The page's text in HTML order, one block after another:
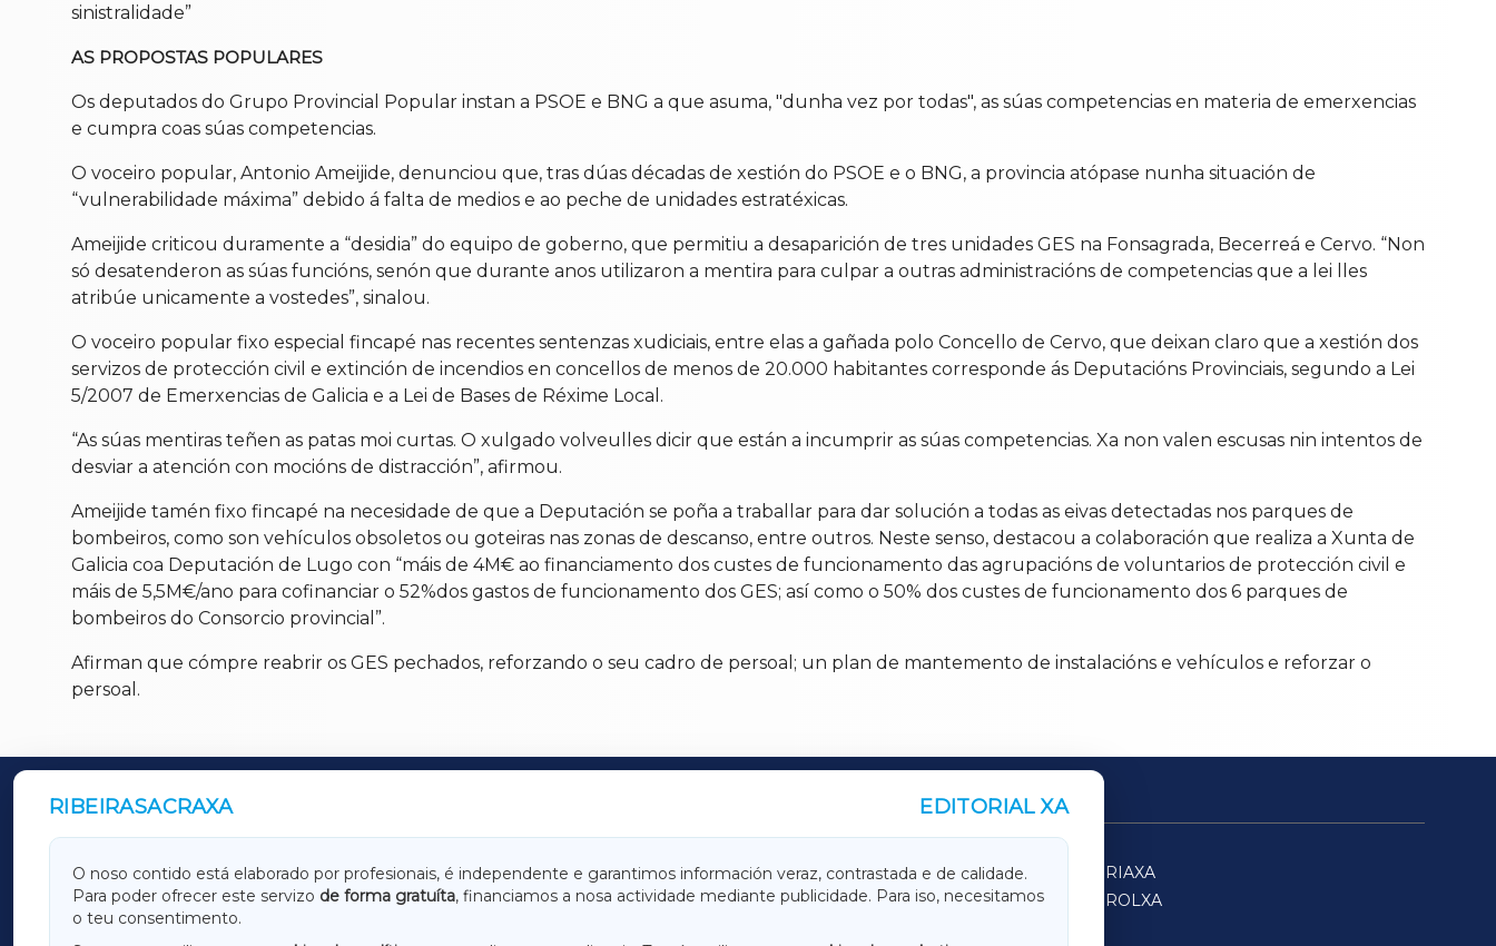
sinistralidade”
AS PROPOSTAS POPULARES
Os deputados do Grupo Provincial Popular instan a PSOE e BNG a que asuma, "dunha vez por todas", as súas competencias en materia de emerxencias
e cumpra coas súas competencias.
O voceiro popular, Antonio Ameijide, denunciou que, tras dúas décadas de xestión do PSOE e o BNG, a provincia atópase nunha situación de
“vulnerabilidade máxima” debido á falta de medios e ao peche de unidades estratéxicas.
Ameijide criticou duramente a “desidia” do equipo de goberno, que permitiu a desaparición de tres unidades GES na Fonsagrada, Becerreá e Cervo. “Non
só desatenderon as súas funcións, senón que durante anos utilizaron a mentira para culpar a outras administracións de competencias que a lei lles
atribúe unicamente a vostedes”, sinalou.
O voceiro popular fixo especial fincapé nas recentes sentenzas xudiciais, entre elas a gañada polo Concello de Cervo, que deixan claro que a xestión dos
servizos de protección civil e extinción de incendios en concellos de menos de 20.000 habitantes corresponde ás Deputacións Provinciais, segundo a Lei
5/2007 de Emerxencias de Galicia e a Lei de Bases de Réxime Local.
“As súas mentiras teñen as patas moi curtas. O xulgado volveulles dicir que están a incumprir as súas competencias. Xa non valen escusas nin intentos de
desviar a atención con mocións de distracción”, afirmou.
Ameijide tamén fixo fincapé na necesidade de que a Deputación se poña a traballar para dar solución a todas as eivas detectadas nos parques de
bombeiros, como son vehículos obsoletos ou goteiras nas zonas de descanso, entre outros. Neste senso, destacou a colaboración que realiza a Xunta de
Galicia coa Deputación de Lugo con “máis de 4M€ ao financiamento dos custes de funcionamento das agrupacións de voluntarios de protección civil e
máis de 5,5M€/ano para cofinanciar o 52%dos gastos de funcionamento dos GES; así como o 50% dos custes de funcionamento dos 6 parques de
bombeiros do Consorcio provincial”.
Afirman que cómpre reabrir os GES pechados, reforzando o seu cadro de persoal; un plan de mantemento de instalacións e vehículos e reforzar o
persoal.
RIBEIRASACRAXA EDITORIAL XA
O noso contido está elaborado por profesionais, é independente e garantimos información veraz, contrastada e de calidade.
Para poder ofrecer este servizo de forma gratuíta, financiamos a nosa actividade mediante publicidade. Para iso, necesitamos
o teu consentimento.
OUTROS PERIÓDICOS
GALICIAXA LUGOXA TERRACHAXA
SARRIAXA
AMARIÑAXA
RIBEIRASACRAXA ACORUÑAXA
FERROLXA
OURENSEXA